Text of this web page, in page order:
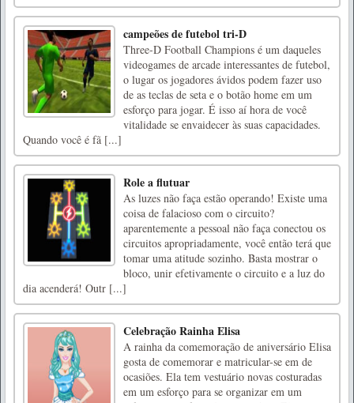
campeões de futebol tri-D
Three-D Football Champions é um daqueles
videogames de arcade interessantes de futebol,
o lugar os jogadores ávidos podem fazer uso
de as teclas de seta e o botão home em um
esforço para jogar. É isso aí hora de você
vitalidade se envaidecer às suas capacidades.
Quando você é fã [...]
Role a flutuar
As luzes não faça estão operando! Existe uma
coisa de falacioso com o circuito?
aparentemente a pessoal não faça conectou os
circuitos apropriadamente, você então terá que
tomar uma atitude sozinho. Basta mostrar o
bloco, unir efetivamente o circuito e a luz do
dia acenderá! Outr [...]
Celebração Rainha Elisa
A rainha da comemoração de aniversário Elisa
gosta de comemorar e matricular-se em de
ocasiões. Ela tem vestuário novas costuradas
em um esforço para se organizar em um